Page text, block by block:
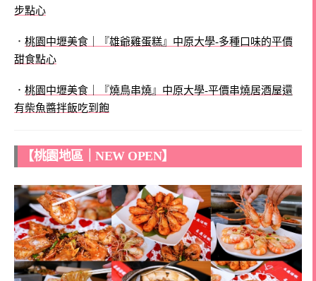
步點心
． 桃園中壢美食｜『雄爺雞蛋糕』中原大學-多種口味的平價
甜食點心
． 桃園中壢美食｜『燒鳥串燒』中原大學-平價串燒居酒屋還
有柴魚醬拌飯吃到飽
【桃園地區｜NEW OPEN】